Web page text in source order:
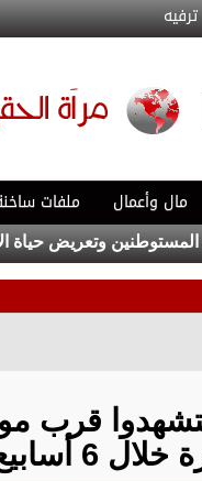
ترفيه
مال وأعمال ملفات
وتعريض حياة
استشهدوا قرب
6 أسابيع